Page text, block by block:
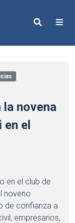
Search
la novena
el
en el club de
noveno
de confianza a
empresarios,